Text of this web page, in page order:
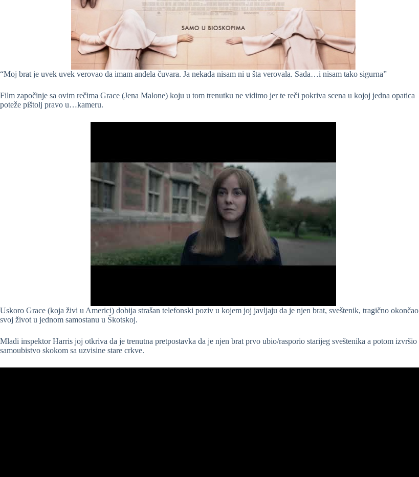
“Moj brat je uvek uvek verovao da imam anđela čuvara. Ja nekada nisam ni u šta verovala. Sada…i nisam tako sigurna”
Film započinje sa ovim rečima Grace (Jena Malone) koju u tom trenutku ne vidimo jer te reči pokriva scena u kojoj jedna opatica
poteže pištolj pravo u…kameru.
Uskoro Grace (koja živi u Americi) dobija strašan telefonski poziv u kojem joj javljaju da je njen brat, sveštenik, tragično okončao
svoj život u jednom samostanu u Škotskoj.
Mladi inspektor Harris joj otkriva da je trenutna pretpostavka da je njen brat prvo ubio/rasporio starijeg sveštenika a potom izvršio
samoubistvo skokom sa uzvisine stare crkve.